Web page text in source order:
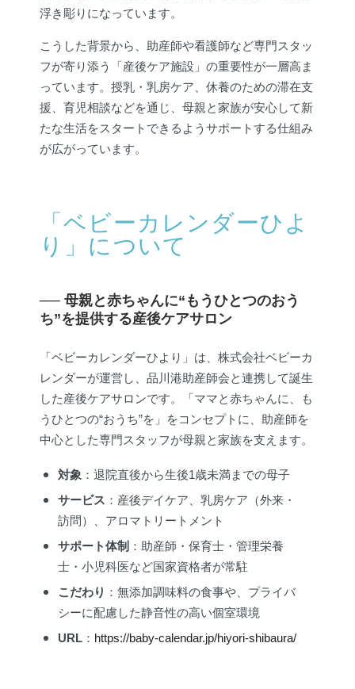
浮き彫りになっています。
こうした背景から、助産師や看護師など専門スタッ
フが寄り添う「産後ケア施設」の重要性が一層高ま
っています。授乳・乳房ケア、休養のための滞在支
援、育児相談などを通じ、母親と家族が安心して新
たな生活をスタートできるようサポートする仕組み
が広がっています。
「ベビーカレンダーひよ
り」について
── 母親と赤ちゃんに“もうひとつのおう
ち”を提供する産後ケアサロン
「ベビーカレンダーひより」は、株式会社ベビーカ
レンダーが運営し、品川港助産師会と連携して誕生
した産後ケアサロンです。「ママと赤ちゃんに、も
うひとつの“おうち”を」をコンセプトに、助産師を
中心とした専門スタッフが母親と家族を支えます。
対象 ：退院直後から生後1歳未満までの母子
サービス ：産後デイケア、乳房ケア（外来・
訪問）、アロマトリートメント
サポート体制 ：助産師・保育士・管理栄養
士・小児科医など国家資格者が常駐
こだわり ：無添加調味料の食事や、プライバ
シーに配慮した静音性の高い個室環境
URL： https://baby-calendar.jp/hiyori-shibaura/